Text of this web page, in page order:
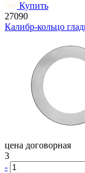
Купить
27090
Калибр-кольцо
цена договорная
3
-